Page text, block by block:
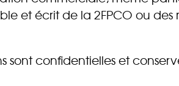
et écrit de la 2FPCO ou
sont confidentielles et